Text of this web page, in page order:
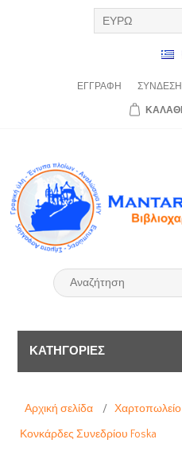
ΕΓΓΡΑΦΉ ΣΎΝΔΕΣΗ
ΚΑΛΆΘΙ
ΚΑΤΗΓΟΡΊΕΣ
Αρχική σελίδα / Χαρτοπωλείο
Κονκάρδες Συνεδρίου Foska